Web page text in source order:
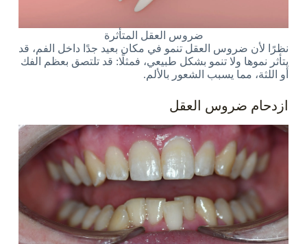
ضروس العقل المتأثرة
نظرًا لأن ضروس العقل تنمو في مكان بعيد جدًا داخل الفم، قد
يتأثر نموها ولا تنمو بشكل طبيعي، فمثلًا: قد تلتصق بعظم الفك
أو اللثة، مما يسبب الشعور بالألم.
ازدحام ضروس العقل